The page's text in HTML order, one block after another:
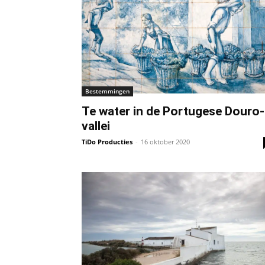
Bestemmingen
Te water in de Portugese Douro-
vallei
TiDo Producties - 16 oktober 2020